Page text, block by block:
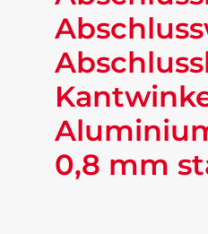
0,8 mm